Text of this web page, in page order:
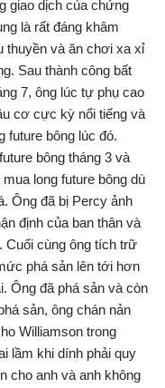
giao dịch của chứng
là rất đáng khâm
thuyền và ăn chơi xa xỉ
Sau thành công bất
7, ông lúc tự phụ cao
cơ cực kỳ nổi tiếng và
future bông lúc đó.
bông tháng 3 và
long future bông dù
Ông đã bị Percy ảnh
định của ban thân và
Cuối cùng ông tích trữ
phá sản lên tới hơn
Ông đã phá sản và còn
sản, ông chán nản
Williamson trong
lầm khi dính phải quy
cho anh và anh không